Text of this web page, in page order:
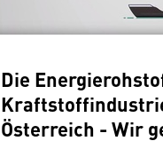
Die
Österreich - Wir